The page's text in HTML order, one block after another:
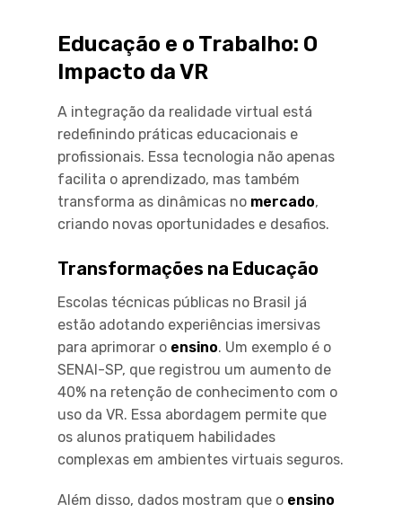
Educação e o Trabalho: O
Impacto da VR
A integração da realidade virtual está
redefinindo práticas educacionais e
profissionais. Essa tecnologia não apenas
facilita o aprendizado, mas também
transforma as dinâmicas no mercado,
criando novas oportunidades e desafios.
Transformações na Educação
Escolas técnicas públicas no Brasil já
estão adotando experiências imersivas
para aprimorar o ensino. Um exemplo é o
SENAI-SP, que registrou um aumento de
40% na retenção de conhecimento com o
uso da VR. Essa abordagem permite que
os alunos pratiquem habilidades
complexas em ambientes virtuais seguros.
Além disso, dados mostram que o ensino